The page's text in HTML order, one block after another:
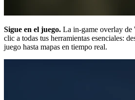
Sigue en el juego. La in-game overlay de
clic a todas tus herramientas esenciales:
juego hasta mapas en tiempo real.